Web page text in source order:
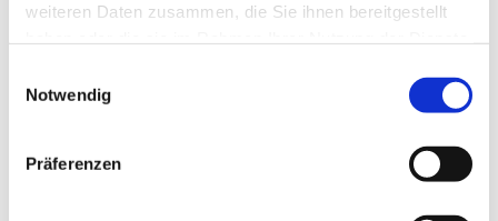
weiteren Daten zusammen, die Sie ihnen bereitgestellt
Notwendig
Präferenzen